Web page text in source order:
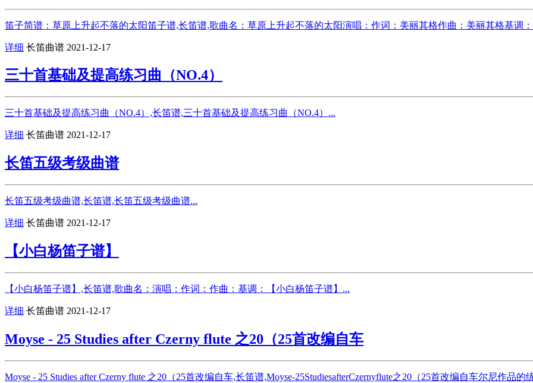
笛子简谱：草原上升起不落的太阳笛子谱,长笛谱,歌曲名：草原上升起不落的太阳演唱：作词：美丽其格作曲：美丽其格基调
详细 长笛曲谱 2021-12-17
三十首基础及提高练习曲（NO.4）
三十首基础及提高练习曲（NO.4）,长笛谱,三十首基础及提高练习曲（NO.4）...
详细 长笛曲谱 2021-12-17
长笛五级考级曲谱
长笛五级考级曲谱,长笛谱,长笛五级考级曲谱...
详细 长笛曲谱 2021-12-17
【小白杨笛子谱】
【小白杨笛子谱】,长笛谱,歌曲名：演唱：作词：作曲：基调：【小白杨笛子谱】...
详细 长笛曲谱 2021-12-17
Moyse - 25 Studies after Czerny flute 之20（25首改编自车
Moyse - 25 Studies after Czerny flute 之20（25首改编自车,长笛谱,Moyse-25StudiesafterCzernyflute之20（25首改编自车尔尼作品的